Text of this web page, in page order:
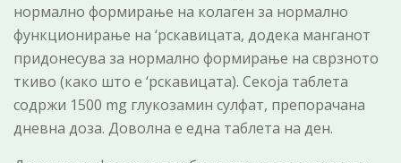
нормално формирање на колаген за нормално
функционирање на ‘рскавицата, додека манганот
придонесува за нормално формирање на сврзното
ткиво (како што е ‘рскавицата). Секоја таблета
содржи 1500 mg глукозамин сулфат, препорачана
дневна доза. Доволна е една таблета на ден.